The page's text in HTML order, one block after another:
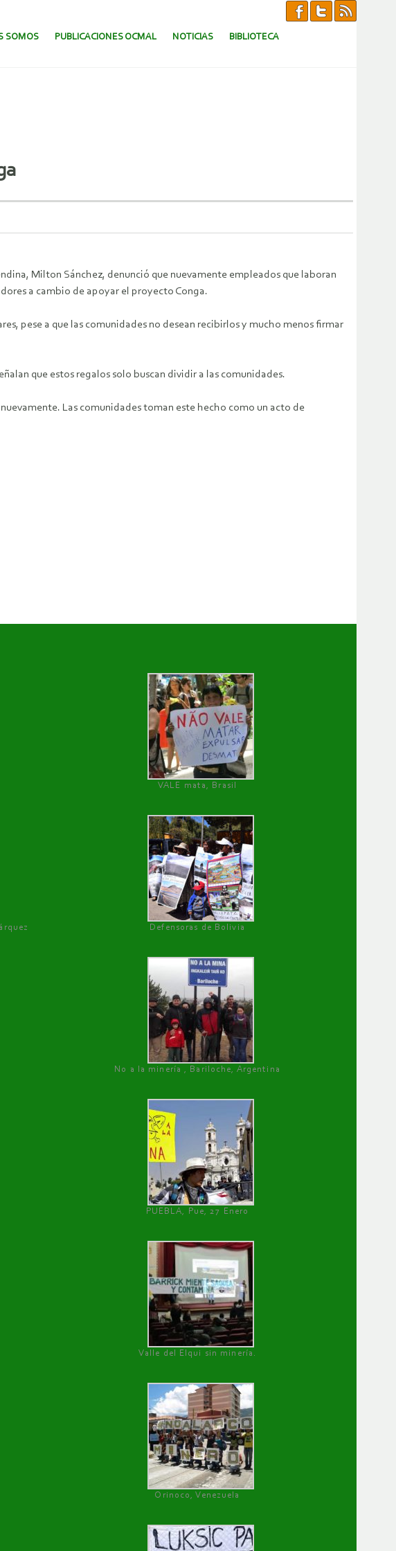
SOMOS PUBLICACIONES OCMAL NOTICIAS BIBLIOTECA
Milton Sánchez, denunció que nuevamente empleados que laboran
a cambio de apoyar el proyecto Conga.
pese a que las comunidades no desean recibirlos y mucho menos firmar
que estos regalos solo buscan dividir a las comunidades.
Las comunidades toman este hecho como un acto de
VALE mata, Brasil
Defensoras de Bolivia
No a la minería , Bariloche, Argentina
PUEBLA, Pue, 27 Enero
Valle del Elqui sin minería.
Orinoco, Venezuela